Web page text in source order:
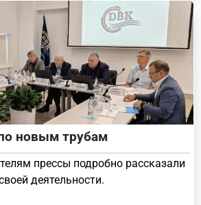
новым трубам
прессы подробно рассказали
деятельности.